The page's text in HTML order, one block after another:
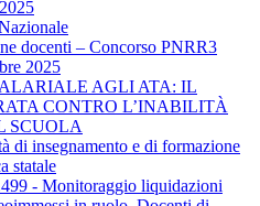
docenti – Concorso PNRR3
2025
AGLI ATA: IL
CONTRO L’INABILITÀ
SCUOLA
di insegnamento e di formazione
statale
- Monitoraggio liquidazioni